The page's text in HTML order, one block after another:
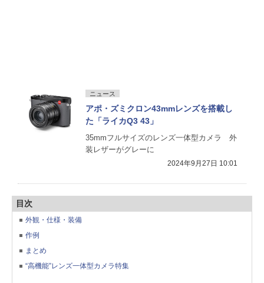
ニュース
アポ・ズミクロン43mmレンズを搭載し
た「ライカQ3 43」
35mmフルサイズのレンズ一体型カメラ 外
装レザーがグレーに
2024年9月27日 10:01
目次
外観・仕様・装備
作例
まとめ
“高機能”レンズ一体型カメラ特集